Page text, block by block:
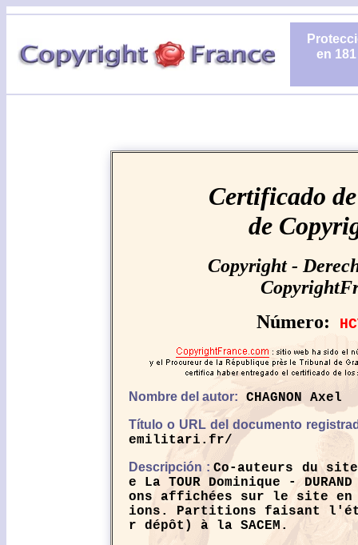
en
Certificado
de
Copyright -
Número:
Nombre del autor: CHAGNON Axel
Título o URL del documento
emilitari.fr/
Descripción : Co-auteurs du
e La TOUR Dominique -
ons affichées sur le site en
ions. Partitions faisant
r dépôt) à la SACEM.